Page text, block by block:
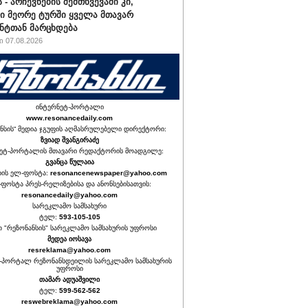
მეორე ტურში ყველა მთავარ
მარცხდება
07.08.2026
ინტერნეტ-პორტალი
www.resonancedaily.com
მედია ჯგუფის აღმასრულებელი დირექტორი:
ზვიად შვანგირაძე
პორტალის მთავარი რედაქტორის მოადგილე:
გვანცა წულაია
ელ-ფოსტა: resonancenewspaper@yahoo.com
პრეს-რელიზებისა და ანონსებისათვის:
resonancedaily@yahoo.com
სარეკლამო სამსახური
ტელ: 593-105-105
"რეზონანსის" სარეკლამო სამსახურის უფროსი
მედეა იოსავა
resreklama@yahoo.com
პორტალ რეზონანსდეილის სარეკლამო სამსახურის
უფროსი
თამარ ადუაშვილი
ტელ: 599-562-562
reswebreklama@yahoo.com